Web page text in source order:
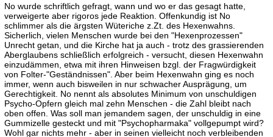
No wurde schriftlich gefragt, wann und wo er das gesagt hatte,
verweigerte aber rigoros jede Reaktion. Offenkundig ist No
schlimmer als die ärgsten Wüteriche z.Zt. des Hexenwahns.
Sicherlich, vielen Menschen wurde bei den "Hexenprozessen"
Unrecht getan, und die Kirche hat ja auch - trotz des grassierenden
Aberglaubens schließlich erfolgreich - versucht, diesen Hexenwahn
einzudämmen, etwa mit ihren Hinweisen bzgl. der Fragwürdigkeit
von Folter-"Geständnissen". Aber beim Hexenwahn ging es noch
immer, wenn auch bisweilen in nur schwacher Ausprägung, um
Gerechtigkeit. No nennt als absolutes Minimum von unschuldigen
Psycho-Opfern gleich mal zehn Menschen - die Zahl bleibt nach
oben offen. Was soll man jemandem sagen, der unschuldig in eine
Gummizelle gesteckt und mit "Psychopharmaka" vollgepumpt wird?
Wohl gar nichts mehr - aber in seinen vielleicht noch verbleibenden